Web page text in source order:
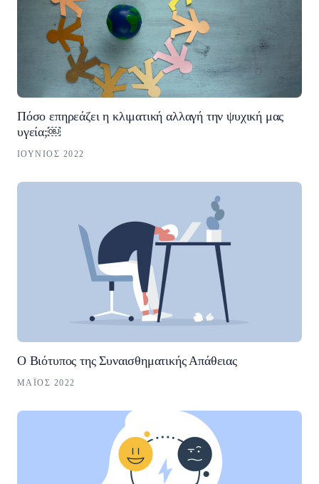
Πόσο επηρεάζει η κλιματική αλλαγή την ψυχική μας
υγεία;￼
ΙΟΎΝΙΟΣ 2022
Ο Βιότυπος της Συναισθηματικής Απάθειας
ΜΆΙΟΣ 2022